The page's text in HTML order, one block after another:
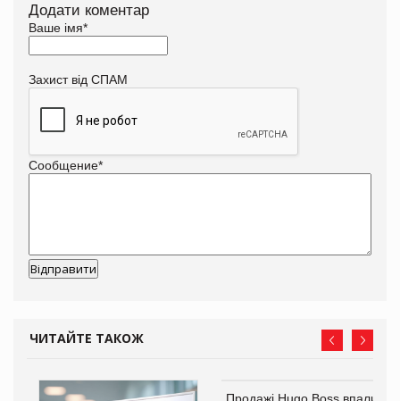
Додати коментар
Ваше імя*
Захист від СПАМ
Сообщение*
ЧИТАЙТЕ ТАКОЖ